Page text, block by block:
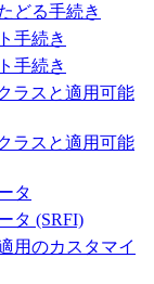
どる手続き
手続き
手続き
ラスと適用可能
ラスと適用可能
タ
タ (SRFI)
用のカスタマイ